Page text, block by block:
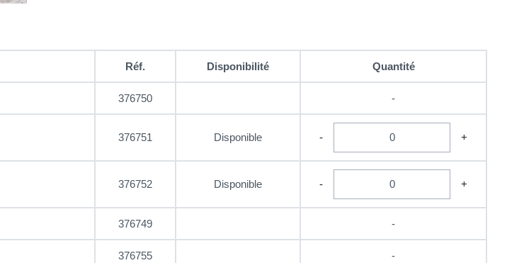
Réf. Disponibilité Quantité
376750 -
376751 Disponible - +
376752 Disponible - +
376749 -
376755 -